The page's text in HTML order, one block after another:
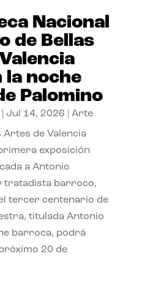
Nacional
de Bellas
la noche
Palomino
Jul 14, 2026 Arte
Artes de Valencia
exposición
a Antonio
tratadista barroco,
tercer centenario de
titulada Antonio
barroca, podrá
20 de